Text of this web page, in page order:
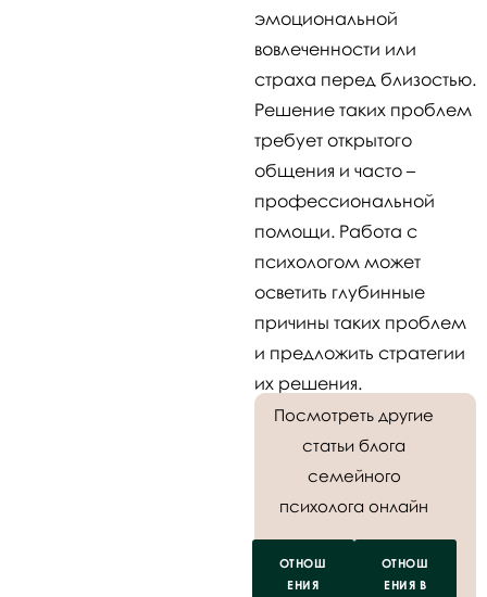
эмоциональной
вовлеченности или
страха перед близостью.
Решение таких проблем
требует открытого
общения и часто –
профессиональной
помощи. Работа с
психологом может
осветить глубинные
причины таких проблем
и предложить стратегии
их решения.
Посмотреть другие
статьи блога
семейного
психолога онлайн
ОТНОШ
ЕНИЯ
ОТНОШ
ЕНИЯ В